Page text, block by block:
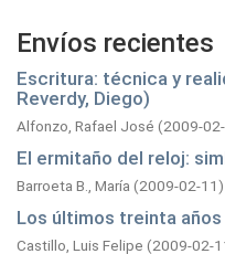
Envíos recientes
Escritura: técnica y
Reverdy, Diego)
Alfonzo, Rafael José (2009-
El ermitaño del reloj:
Barroeta B., María (2009-02-11)
Los últimos treinta años
Castillo, Luis Felipe (2009-02-